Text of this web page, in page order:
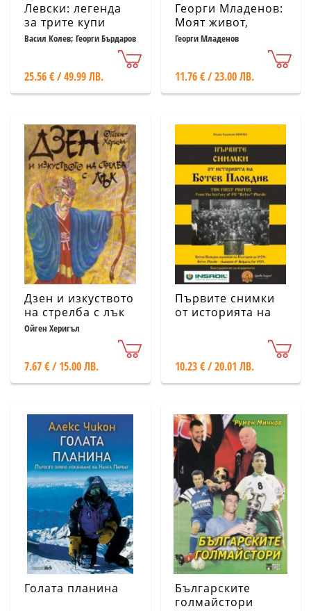
Левски: легенда
за трите купи
Васил Колев; Георги Бърдаров
25.56 € / 49.99 ЛВ.
Георги Младенов:
Моят живот,
моята игра
Георги Младенов
11.76 € / 23.00 ЛВ.
Дзен и изкуството
на стрелба с лък
Ойген Херигъл
7.67 € / 15.00 ЛВ.
Първите снимки
от историята на
10.23 € / 20.01 ЛВ.
Голата планина
Българските
голмайстори